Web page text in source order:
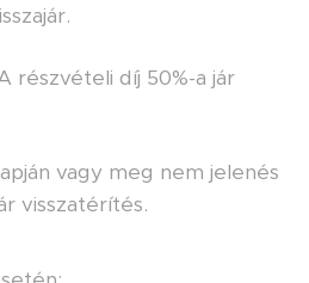
részvételi díj 50%-a jár
vagy meg nem jelenés
visszatérítés.